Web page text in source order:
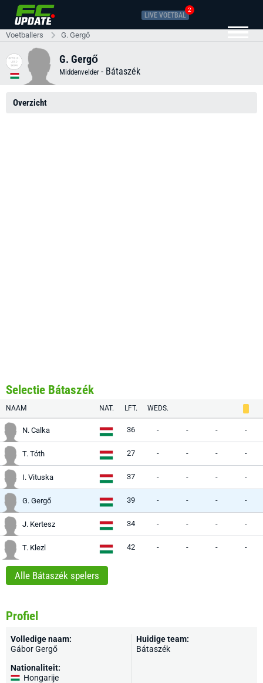
LIVE VOETBAL
2
Voetballers G. Gergő
G. Gergő
Middenvelder - Bátaszék
Overzicht
Selectie Bátaszék
NAAM NAT. LFT. WEDS.
N. Calka 36 - - - -
T. Tóth 27 - - - -
I. Vituska 37 - - - -
G. Gergő 39 - - - -
J. Kertesz 34 - - - -
T. Klezl 42 - - - -
Alle Bátaszék spelers
Profiel
Volledige naam:
Gábor Gergő
Nationaliteit:
Hongarije
Huidige team:
Bátaszék